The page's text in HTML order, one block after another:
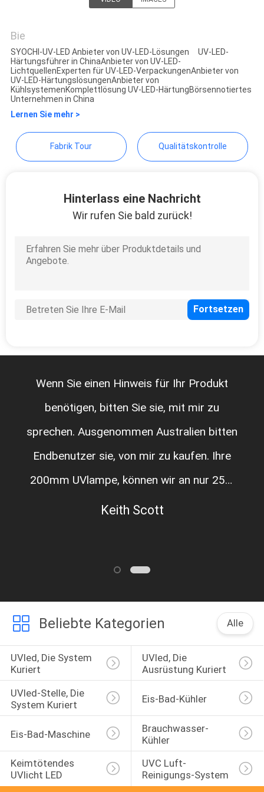
SITEMAP
PRIVACY
POLICY
Bie
SYOCHI-UV-LED Anbieter von UV-LED-Lösungen UV-LED-
Härtungsführer in ChinaAnbieter von UV-LED-
LichtquellenExperten für UV-LED-VerpackungenAnbieter von
UV-LED-HärtungslösungenAnbieter von
KühlsystemenKomplettlösung UV-LED-HärtungBörsennotiertes
Unternehmen in China
Lernen Sie mehr >
Fabrik Tour Qualitätskontrolle
Hinterlass eine Nachricht
Wir rufen Sie bald zurück!
Wenn Sie einen Hinweis für Ihr Produkt
benötigen, bitten Sie sie, mit mir zu
sprechen. Ausgenommen Australien bitten
Endbenutzer sie, von mir zu kaufen. Ihre
200mm UVlampe, können wir an nur 25%
es kurieren, das wir zu wünschen,
Keith Scott
Beliebte Kategorien Alle
UVled, Die System
Kuriert
UVled, Die
Ausrüstung Kuriert
UVled-Stelle, Die
System Kuriert
Eis-Bad-Kühler
Eis-Bad-Maschine
Brauchwasser-
Kühler
Keimtötendes
UVlicht LED
UVC Luft-
Reinigungs-System